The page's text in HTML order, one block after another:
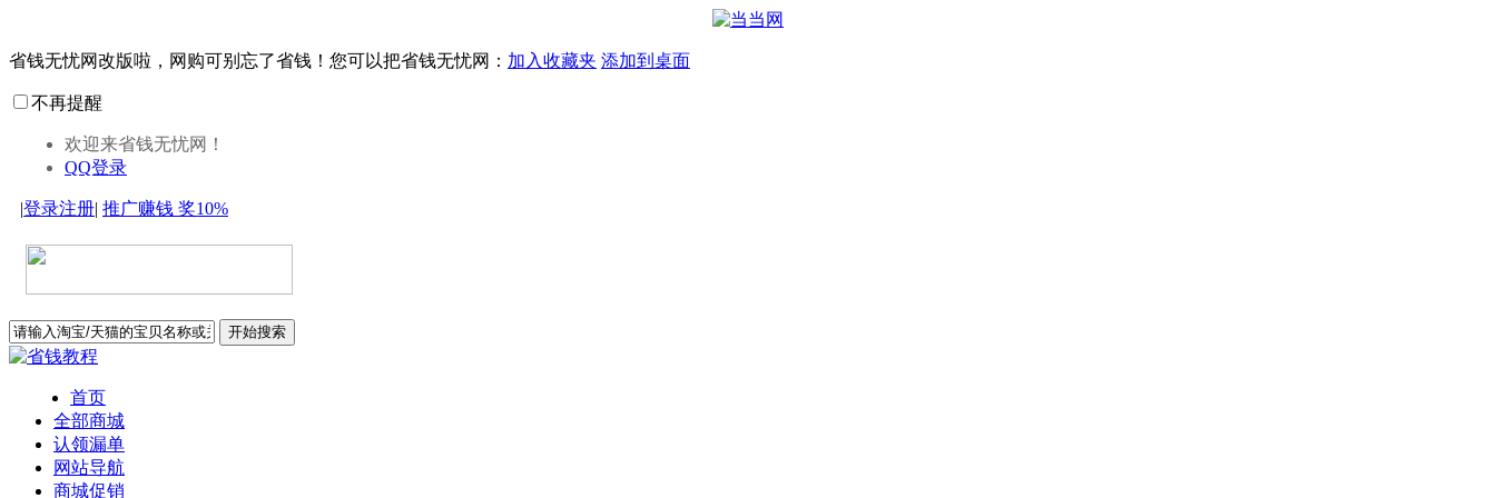
省钱无忧网改版啦，网购可别忘了省钱！您可以把省钱无忧网： 加入收藏夹 添加到桌面
不再提醒
欢迎来省钱无忧网！
QQ登录
|登录注册| 推广赚钱 奖10%
开始搜索
首页
全部商城
认领漏单
网站导航
商城促销